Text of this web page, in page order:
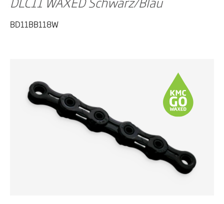
BD11BB118W